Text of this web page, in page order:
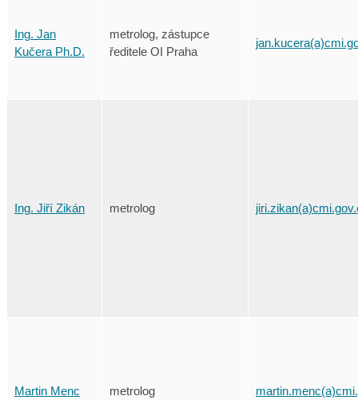
Ing. Jan
Kučera Ph.D.
metrolog, zástupce
ředitele OI Praha
Ing. Jiří Zikán metrolog
Martin Menc metrolog